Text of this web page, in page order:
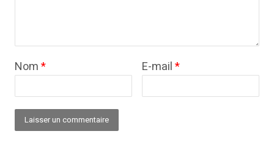
Nom* E-mail*